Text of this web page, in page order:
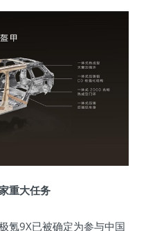
重大任务
氪9X已被确定为参与中国